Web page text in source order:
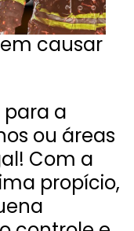
causar
a
ou áreas
Com a
propício,